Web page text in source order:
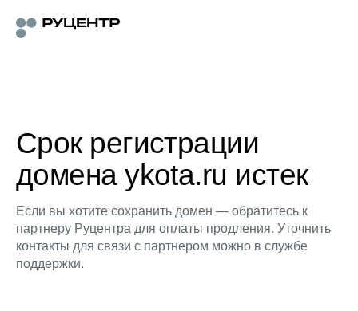
Срок регистрации
домена ykota.ru истек
Если вы хотите сохранить домен — обратитесь к
партнеру Руцентра для оплаты продления. Уточнить
контакты для связи с партнером можно в службе
поддержки.